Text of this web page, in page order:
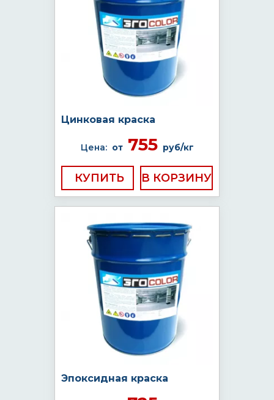
Цинковая краска
Цена: от755 руб/кг
КУПИТЬ
Эпоксидная краска